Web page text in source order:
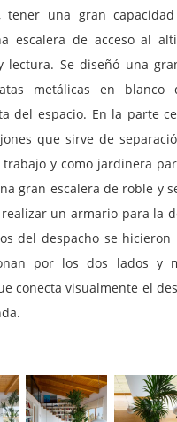
tener una gran
escalera de acceso al
lectura. Se diseñó una
metálicas en blanco
del espacio. En la parte
que sirve de
trabajo y como jardinera
gran escalera de roble y
un armario para la
del despacho se
por los dos lados y
conecta visualmente el